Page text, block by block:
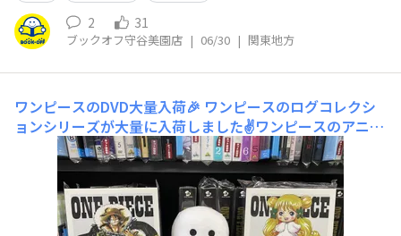
2 31
ブックオフ守谷美園店 | 06/30 | 関東地方
ワンピースのDVD大量入荷🎉 ワンピースのログコレクシ
ョンシリーズが大量に入荷しました✌️ワンピースのアニメ
を一気に見るチャンスです！さらに28日までの20%OFF
のアプリクーポンを使えばお得に買えちゃいます🤭ぜひご
来店ください😊